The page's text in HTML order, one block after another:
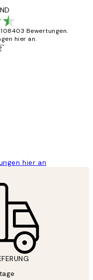
Bewertungen.
hier an.
hier an